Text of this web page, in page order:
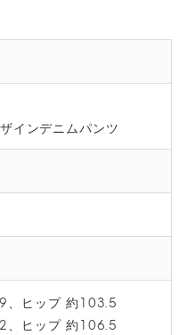
インデニムパンツ
、ヒップ 約103.5
、ヒップ 約106.5